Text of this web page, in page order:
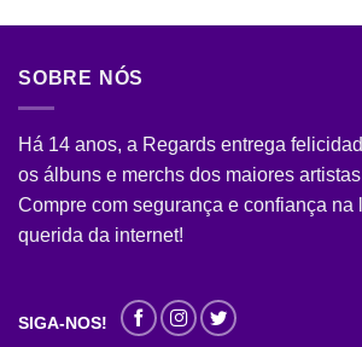
SOBRE NÓS
Há 14 anos, a Regards entrega
os álbuns e merchs dos maiores
Compre com segurança e confiança na
querida da internet!
SIGA-NOS!